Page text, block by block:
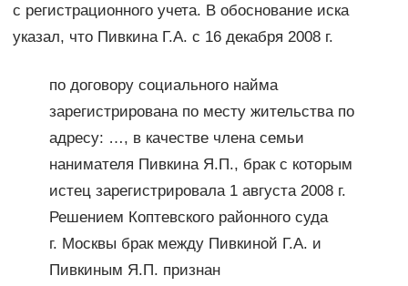
с регистрационного учета. В обоснование иска
указал, что Пивкина Г.А. с 16 декабря 2008 г.
по договору социального найма
зарегистрирована по месту жительства по
адресу: …, в качестве члена семьи
нанимателя Пивкина Я.П., брак с которым
истец зарегистрировала 1 августа 2008 г.
Решением Коптевского районного суда
г. Москвы брак между Пивкиной Г.А. и
Пивкиным Я.П. признан